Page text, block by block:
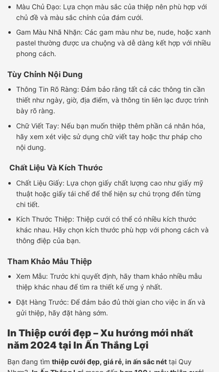
Màu Chủ Đạo: Lựa chọn màu sắc của thiệp nên phù hợp với
chủ đề và màu sắc chính của đám cưới.
Gam Màu Nhã Nhặn: Các gam màu như be, nude, hoặc xanh
pastel thường được ưa chuộng và dễ dàng kết hợp với nhiều
phong cách.
Tùy Chỉnh Nội Dung
Thông Tin Rõ Ràng: Đảm bảo rằng tất cả các thông tin cần
thiết như ngày, giờ, địa điểm, và thông tin liên lạc được trình
bày rõ ràng.
Chữ Viết Tay: Nếu bạn muốn thiệp thêm phần cá nhân hóa,
hãy xem xét việc sử dụng chữ viết tay hoặc thư pháp cho
nội dung.
Chất Liệu Và Kích Thước
Chất Liệu Giấy: Lựa chọn giấy chất lượng cao như giấy mỹ
thuật hoặc giấy tái chế để thể hiện sự chú trọng đến từng
chi tiết.
Kích Thước Thiệp: Thiệp cưới có thể có nhiều kích thước
khác nhau. Hãy chọn kích thước phù hợp với phong cách và
thông điệp của bạn.
Tham Khảo Mẫu Thiệp
Xem Mẫu: Trước khi quyết định, hãy tham khảo nhiều mẫu
thiệp khác nhau để tìm ra thiết kế ưng ý nhất.
Đặt Hàng Trước: Để đảm bảo đủ thời gian cho việc in ấn và
gửi thiệp, hãy đặt hàng sớm.
In Thiệp cưới đẹp – Xu hướng mới nhất
năm 2024 tại In Ấn Thắng Lợi
Bạn đang tìm thiệp cưới đẹp, giá rẻ, in ấn sắc nét tại Quy